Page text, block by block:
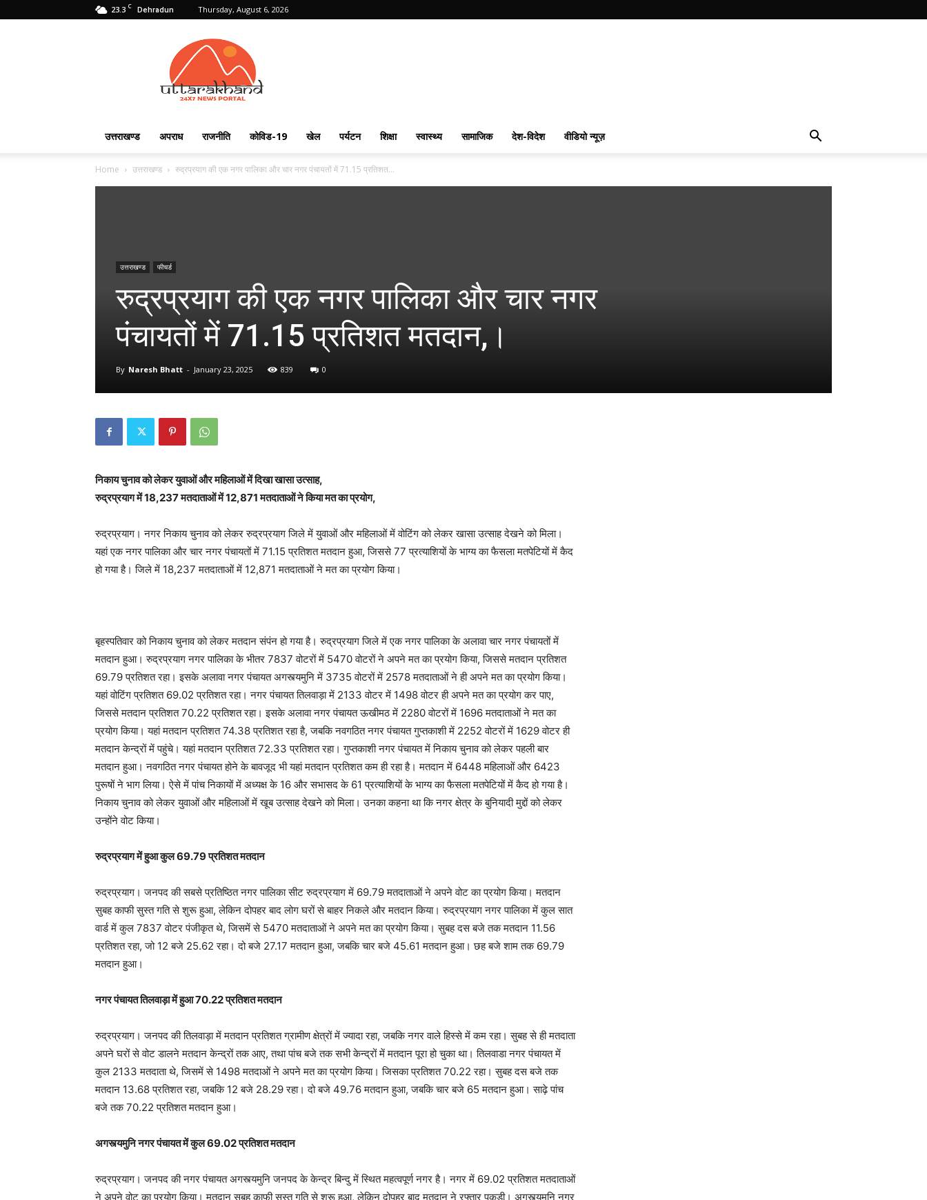
23.3 C Dehradun Thursday, August 6, 2026
Uttarakhand
24X7
उत्तराखण्ड अपराध राजनीति कोविड-19 खेल पर्यटन शिक्षा स्वास्थ्य सामाजिक देश-विदेश वीडियो न्यूज़
Home उत्तराखण्ड रुद्रप्रयाग की एक नगर पालिका और चार नगर पंचायतों में 71.15 प्रतिशत...
उत्तराखण्ड फीचर्ड
रुद्रप्रयाग की एक नगर पालिका और चार नगर
पंचायतों में 71.15 प्रतिशत मतदान,।
By Naresh Bhatt - January 23, 2025 839 0
निकाय चुनाव को लेकर युवाओं और महिलाओं में दिखा खासा उत्साह,
रुद्रप्रयाग में 18,237 मतदाताओं में 12,871 मतदाताओं ने किया मत का प्रयोग,
रुद्रप्रयाग। नगर निकाय चुनाव को लेकर रुद्रप्रयाग जिले में युवाओं और महिलाओं में वोटिंग को लेकर खासा उत्साह देखने को मिला।
यहां एक नगर पालिका और चार नगर पंचायतों में 71.15 प्रतिशत मतदान हुआ, जिससे 77 प्रत्याशियों के भाग्य का फैसला मतपेटियों में कैद
हो गया है। जिले में 18,237 मतदाताओं में 12,871 मतदाताओं ने मत का प्रयोग किया।
बृहस्पतिवार को निकाय चुनाव को लेकर मतदान संपंन हो गया है। रुद्रप्रयाग जिले में एक नगर पालिका के अलावा चार नगर पंचायतों में
मतदान हुआ। रुद्रप्रयाग नगर पालिका के भीतर 7837 वोटरों में 5470 वोटरों ने अपने मत का प्रयोग किया, जिससे मतदान प्रतिशत
69.79 प्रतिशत रहा। इसके अलावा नगर पंचायत अगस्त्यमुनि में 3735 वोटरों में 2578 मतदाताओं ने ही अपने मत का प्रयोग किया।
यहां वोटिंग प्रतिशत 69.02 प्रतिशत रहा। नगर पंचायत तिलवाड़ा में 2133 वोटर में 1498 वोटर ही अपने मत का प्रयोग कर पाए,
जिससे मतदान प्रतिशत 70.22 प्रतिशत रहा। इसके अलावा नगर पंचायत ऊखीमठ में 2280 वोटरों में 1696 मतदाताओं ने मत का
प्रयोग किया। यहां मतदान प्रतिशत 74.38 प्रतिशत रहा है, जबकि नवगठित नगर पंचायत गुप्तकाशी में 2252 वोटरों में 1629 वोटर ही
मतदान केन्द्रों में पहुंचे। यहां मतदान प्रतिशत 72.33 प्रतिशत रहा। गुप्तकाशी नगर पंचायत में निकाय चुनाव को लेकर पहली बार
मतदान हुआ। नवगठित नगर पंचायत होने के बावजूद भी यहां मतदान प्रतिशत कम ही रहा है। मतदान में 6448 महिलाओं और 6423
पुरूषों ने भाग लिया। ऐसे में पांच निकायों में अध्यक्ष के 16 और सभासद के 61 प्रत्याशियों के भाग्य का फैसला मतपेटियों में कैद हो गया है।
निकाय चुनाव को लेकर युवाओं और महिलाओं में खूब उत्साह देखने को मिला। उनका कहना था कि नगर क्षेत्र के बुनियादी मुद्दों को लेकर
उन्होंने वोट किया।
रुद्रप्रयाग में हुआ कुल 69.79 प्रतिशत मतदान
रुद्रप्रयाग। जनपद की सबसे प्रतिष्ठित नगर पालिका सीट रुद्रप्रयाग में 69.79 मतदाताओं ने अपने वोट का प्रयोग किया। मतदान
सुबह काफी सुस्त गति से शुरू हुआ, लेकिन दोपहर बाद लोग घरों से बाहर निकले और मतदान किया। रुद्रप्रयाग नगर पालिका में कुल सात
वार्ड में कुल 7837 वोटर पंजीकृत थे, जिसमें से 5470 मतदाताओं ने अपने मत का प्रयोग किया। सुबह दस बजे तक मतदान 11.56
प्रतिशत रहा, जो 12 बजे 25.62 रहा। दो बजे 27.17 मतदान हुआ, जबकि चार बजे 45.61 मतदान हुआ। छह बजे शाम तक 69.79
मतदान हुआ।
नगर पंचायत तिलवाड़ा में हुआ 70.22 प्रतिशत मतदान
रुद्रप्रयाग। जनपद की तिलवाड़ा में मतदान प्रतिशत ग्रामीण क्षेत्रों में ज्यादा रहा, जबकि नगर वाले हिस्से में कम रहा। सुबह से ही मतदाता
अपने घरों से वोट डालने मतदान केन्द्रों तक आए, तथा पांच बजे तक सभी केन्द्रों में मतदान पूरा हो चुका था। तिलवाडा नगर पंचायत में
कुल 2133 मतदाता थे, जिसमें से 1498 मतदाओं ने अपने मत का प्रयोग किया। जिसका प्रतिशत 70.22 रहा। सुबह दस बजे तक
मतदान 13.68 प्रतिशत रहा, जबकि 12 बजे 28.29 रहा। दो बजे 49.76 मतदान हुआ, जबकि चार बजे 65 मतदान हुआ। साढ़े पांच
बजे तक 70.22 प्रतिशत मतदान हुआ।
अगस्त्यमुनि नगर पंचायत में कुल 69.02 प्रतिशत मतदान
रुद्रप्रयाग। जनपद की नगर पंचायत अगस्त्यमुनि जनपद के केन्द्र बिन्दु में स्थित महत्वपूर्ण नगर है। नगर में 69.02 प्रतिशत मतदाताओं
ने अपने वोट का प्रयोग किया। मतदान सुबह काफी सुस्त गति से शुरू हुआ, लेकिन दोपहर बाद मतदान ने रफ्तार पकड़ी। अगस्त्यमुनि नगर